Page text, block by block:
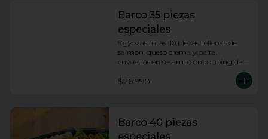
Barco 35 piezas
especiales
5 gyozas fritas. 10 piezas rellenas de
salmon, queso crema y palta,
envueltas en sesamo con topping de
piezas apanadas rellenas de pollo,
queso crema, platano frito y cebollin
kanikama apanada y palta, envueltas
en ciboulette con topping de ceviche
$26.990
Barco 40 piezas